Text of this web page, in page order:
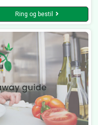
Ring og bestil